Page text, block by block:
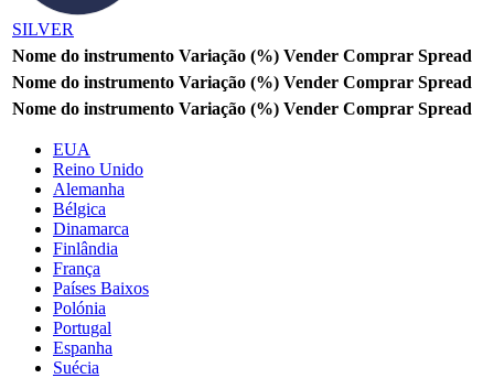
SILVER
Nome do instrumento Variação (%) Vender Comprar Spread
Nome do instrumento Variação (%) Vender Comprar Spread
Nome do instrumento Variação (%) Vender Comprar Spread
EUA
Reino Unido
Alemanha
Bélgica
Dinamarca
Finlândia
França
Países Baixos
Polónia
Portugal
Espanha
Suécia